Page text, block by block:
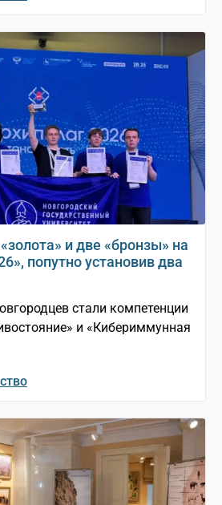
и две «бронзы» на
попутно установив два
стали компетенции
и «Кибериммунная